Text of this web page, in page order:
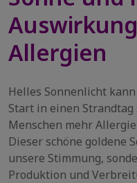
Allergien
Helles Sonnenlicht
Start in einen
Menschen mehr
Dieser schöne goldene
unsere Stimmung,
Produktion und